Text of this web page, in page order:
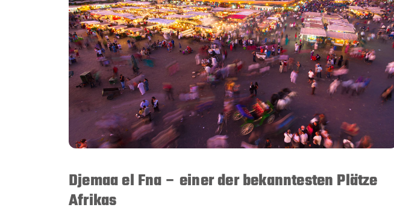
Djemaa el Fna – einer der bekanntesten Plätze
Afrikas